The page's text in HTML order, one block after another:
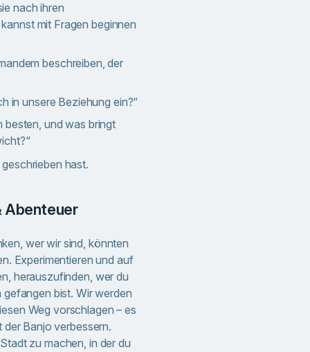
nach ihren
mit Fragen beginnen
beschreiben, der
in unsere Beziehung ein?“
besten, und was bringt
hast.
Abenteuer
wer wir sind, könnten
Experimentieren und auf
herauszufinden, wer du
bist. Wir werden
Weg vorschlagen – es
der Banjo verbessern.
zu machen, in der du